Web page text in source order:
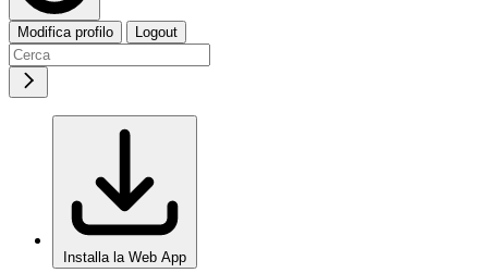
Modifica profilo Logout
Installa la Web App